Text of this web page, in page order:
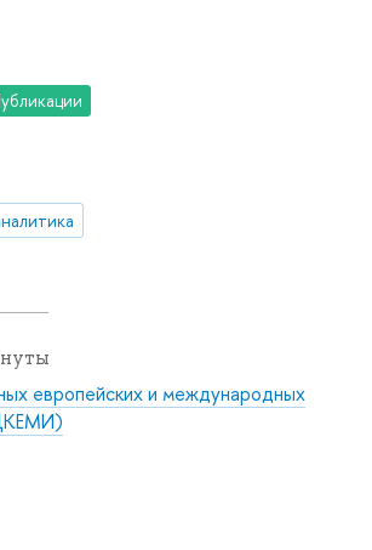
европейских и международных